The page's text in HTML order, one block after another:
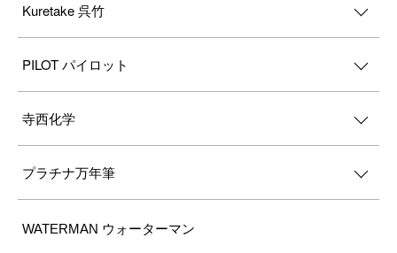
Kuretake 呉竹
PILOT パイロット
寺西化学
プラチナ万年筆
WATERMAN ウォーターマン